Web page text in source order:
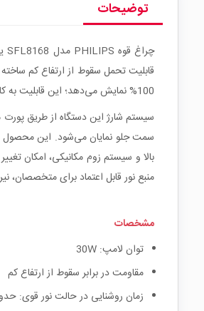
توضیحات
100% نمایش می‌دهد؛ این قابلیت به کاربر اجازه می‌دهد تا مدیریت دقیقی بر زمان باقی‌مانده روشنایی داشته باشد.
منبع نور قابل اعتماد برای متخصصان،
مشخصات
توان لامپ: 30W
مقاومت در برابر سقوط از ارتفاع کم
زمان روشنایی در حالت نور قوی: حدود 4.5